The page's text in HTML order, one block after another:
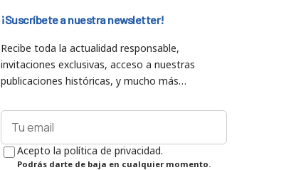
¡Suscríbete a nuestra newsletter!
Recibe toda la actualidad responsable,
invitaciones exclusivas, acceso a nuestras
publicaciones históricas, y mucho más…
Acepto la política de privacidad.
Podrás darte de baja en cualquier momento.